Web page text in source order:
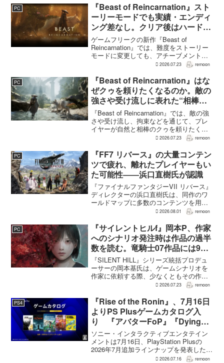
ルで印象に残るデザインから...
PC
『Beast of Reincarnation』スト
ーリーモードでも実績・エンディ
ング差なし。クリア後はハード超
えのNEW GAME+も
ゲームフリークの新作『Beast of
Reincarnation』では、難度をストーリー
モードに変更しても、アチーブメントや
収集要素、エンディングに違いはない。
難度のNEW GAME+も用意されてい
る。...
2026.07.23 remoon
PC
『Beast of Reincarnation』はな
ぜクゥを頼りたくなるのか。敵の
強さや受け流しに表れた“相棒と
の共闘”設計
『Beast of Reincarnation』では、敵の強
さや受け流し、拘束などを通じて、プレ
イヤーが自然と相棒のクゥを頼りたくな
る戦闘が設計されている。そうした設計
ナリオライターを務めるゲームフリー
ク...
2026.07.23 remoon
PC
『FF7 リバース』の大量コンテン
ツで疲れ、離れたプレイヤーもい
た可能性――浜口直樹氏が認識
『ファイナルファンタジーVII リバース』
ディレクターの浜口直樹氏は、同作のワ
ールドマップに多数のコンテンツを用意
したことで、一部のプレイヤーが疲れを
性があるとの認識を示した。
GamesRadar+のイン...
2026.08.01 remoon
PC
『サイレントヒルf』岡本P、作家
へのシナリオ発注時は作品の過半
数を読む。竜騎士07作品には9割
以上目を通す
『SILENT HILL』シリーズ統括プロデュ
ーサーの岡本基氏は、ゲームシナリオを
作家に依頼する際、少なくともその作家
の作品の過半数に目を通すという。作家
たうえで物語を任せるためだ。電ファミ
ニコゲーマーが...
2026.07.23 remoon
PS4
『Rise of the Ronin』、7月16日
よりPS Plusゲームカタログ入
り 『アバターFoP』『Dying
Light』なども順次配信
ソニー・インタラクティブエンタテイン
メントは7月16日、PlayStation Plusの
2026年7月追加ラインナップを発表した。
幕末の日本を舞台とするTeam NINJAのオ
2026.07.16 remoon